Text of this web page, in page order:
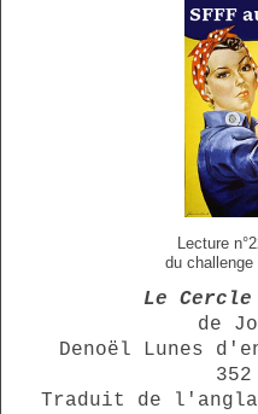
Lecture
du challenge
Le
de
Denoël Lunes
Traduit de